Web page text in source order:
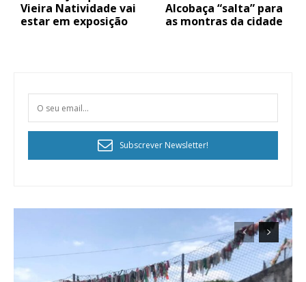
Vieira Natividade vai
estar em exposição
Alcobaça “salta” para
as montras da cidade
Subscrever Newsletter!